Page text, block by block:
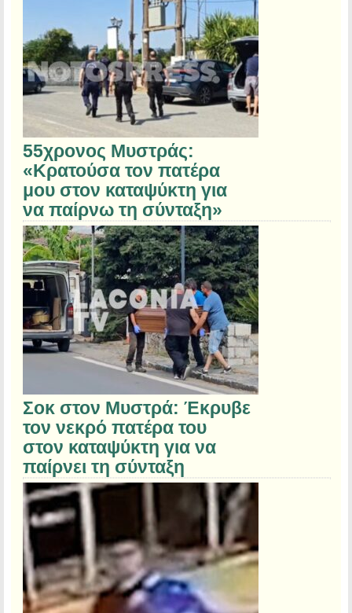
55χρονος Μυστράς:
«Κρατούσα τον πατέρα
μου στον καταψύκτη για
να παίρνω τη σύνταξη»
Σοκ στον Μυστρά: Έκρυβε
τον νεκρό πατέρα του
στον καταψύκτη για να
παίρνει τη σύνταξη